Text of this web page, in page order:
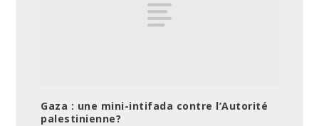
Gaza : une mini-intifada contre l’Autorité
palestinienne?